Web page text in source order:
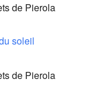
de Pierola
soleil
de Pierola